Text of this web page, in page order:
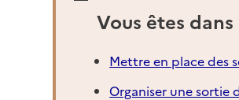
Vous êtes
Mettre en place des
Organiser une sortie